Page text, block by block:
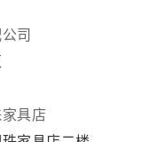
司
具店